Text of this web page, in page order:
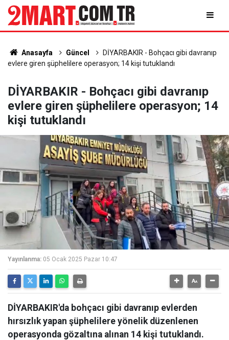
Anasayfa Güncel
DİYARBAKIR - Bohçacı gibi davranıp
evlere giren şüphelilere operasyon; 14 kişi tutuklandı
DİYARBAKIR - Bohçacı gibi davranıp
evlere giren şüphelilere operasyon; 14
kişi tutuklandı
Yayınlanma: 05 Ocak 2025 Pazar 10:47
DİYARBAKIR'da bohçacı gibi davranıp evlerden
hırsızlık yapan şüphelilere yönelik düzenlenen
operasyonda gözaltına alınan 14 kişi tutuklandı.